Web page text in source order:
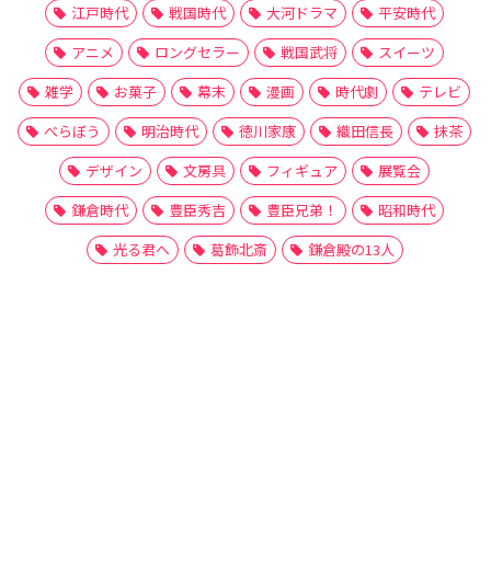
江戸時代 戦国時代 大河ドラマ
平安時代
アニメ
ロングセラー 戦国武将
スイーツ
雑学
お菓子 幕末 漫画 時代劇
テレビ
べらぼう
明治時代 徳川家康 織田信長
抹茶
デザイン
文房具 フィギュア
展覧会
鎌倉時代
豊臣秀吉 豊臣兄弟！
昭和時代
光る君へ
葛飾北斎 鎌倉殿の13人